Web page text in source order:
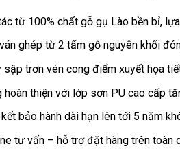
từ 100% chất gỗ gụ Lào bền bỉ,
ghép từ 2 tấm gỗ nguyên khối
sập trơn vén cong điểm xuyết họa
hoàn thiện với lớp sơn PU cao cấp
kết bảo hành dài hạn lên tới 5 năm
tư vấn – hỗ trợ đặt hàng trên